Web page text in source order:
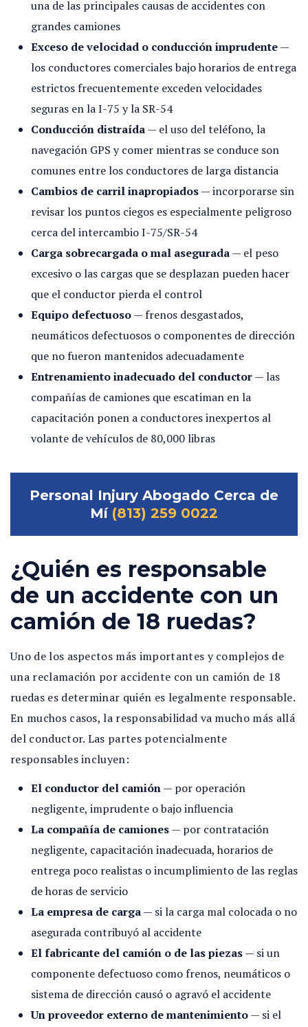
una de las principales causas de accidentes con
grandes camiones
Exceso de velocidad o conducción imprudente—
los conductores comerciales bajo horarios de entrega
estrictos frecuentemente exceden velocidades
seguras en la I-75 y la SR-54
Conducción distraída— el uso del teléfono, la
navegación GPS y comer mientras se conduce son
comunes entre los conductores de larga distancia
Cambios de carril inapropiados— incorporarse sin
revisar los puntos ciegos es especialmente peligroso
cerca del intercambio I-75/SR-54
Carga sobrecargada o mal asegurada— el peso
excesivo o las cargas que se desplazan pueden hacer
que el conductor pierda el control
Equipo defectuoso— frenos desgastados,
neumáticos defectuosos o componentes de dirección
que no fueron mantenidos adecuadamente
Entrenamiento inadecuado del conductor— las
compañías de camiones que escatiman en la
capacitación ponen a conductores inexpertos al
volante de vehículos de 80,000 libras
Personal Injury Abogado Cerca de
Mí (813) 259 0022
¿Quién es responsable
de un accidente con un
camión de 18 ruedas?
Uno de los aspectos más importantes y complejos de
una reclamación por accidente con un camión de 18
ruedas es determinar quién es legalmente responsable.
En muchos casos, la responsabilidad va mucho más allá
del conductor. Las partes potencialmente
responsables incluyen:
El conductor del camión— por operación
negligente, imprudente o bajo influencia
La compañía de camiones— por contratación
negligente, capacitación inadecuada, horarios de
entrega poco realistas o incumplimiento de las reglas
de horas de servicio
La empresa de carga— si la carga mal colocada o no
asegurada contribuyó al accidente
El fabricante del camión o de las piezas— si un
componente defectuoso como frenos, neumáticos o
sistema de dirección causó o agravó el accidente
Un proveedor externo de mantenimiento— si el